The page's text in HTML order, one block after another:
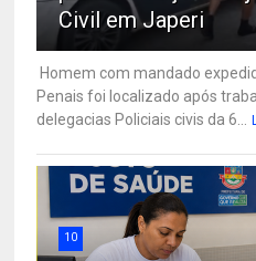
Civil em Japeri
Homem com mandado
Penais foi localizado após
delegacias Policiais civis da 6...
10